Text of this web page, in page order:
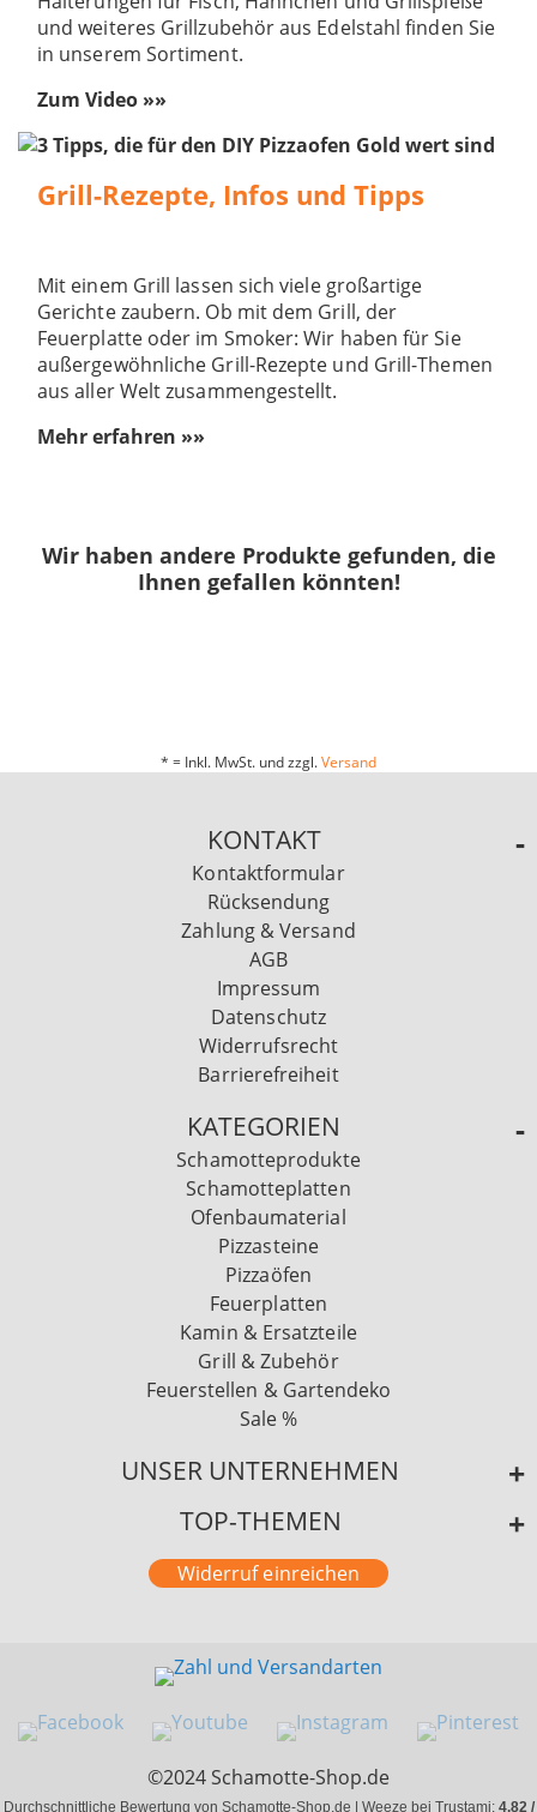
und weiteres Grillzubehör aus Edelstahl finden Sie
in unserem Sortiment.
Zum Video »»
Grill-Rezepte, Infos und Tipps
Mit einem Grill lassen sich viele großartige
Gerichte zaubern. Ob mit dem Grill, der
Feuerplatte oder im Smoker: Wir haben für Sie
außergewöhnliche Grill-Rezepte und Grill-Themen
aus aller Welt zusammengestellt.
Mehr erfahren »»
Wir haben andere Produkte gefunden, die
Ihnen gefallen könnten!
* = Inkl. MwSt. und zzgl.Versand
KONTAKT
Kontaktformular
Rücksendung
Zahlung & Versand
AGB
Impressum
Datenschutz
Widerrufsrecht
Barrierefreiheit
KATEGORIEN
Schamotteprodukte
Schamotteplatten
Ofenbaumaterial
Pizzasteine
Pizzaöfen
Feuerplatten
Kamin & Ersatzteile
Grill & Zubehör
Feuerstellen & Gartendeko
Sale %
UNSER UNTERNEHMEN
TOP-THEMEN
Widerruf einreichen
©2024 Schamotte-Shop.de
Durchschnittliche Bewertung von Schamotte-Shop.de | Weeze bei Trustami: 4.82 /